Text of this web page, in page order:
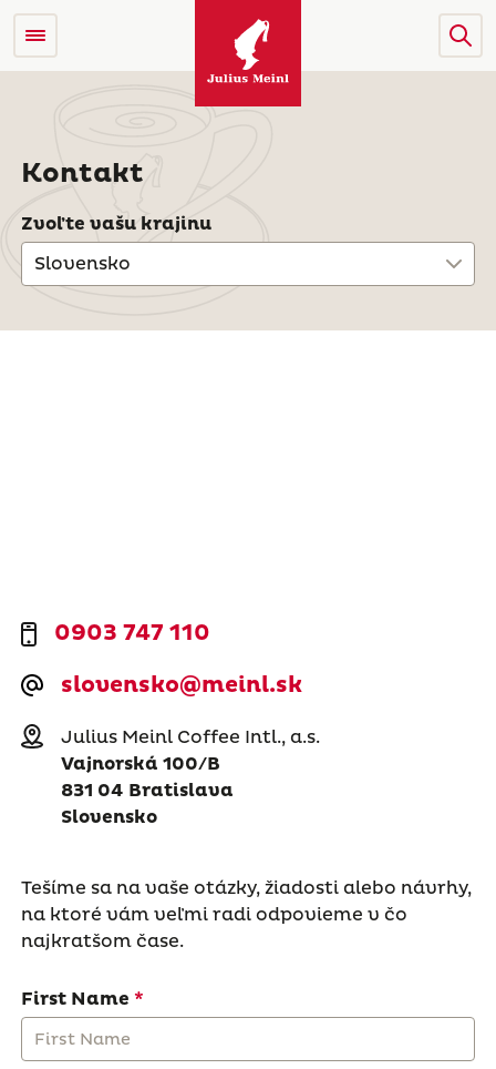
Kontakt
Zvoľte vašu krajinu
Slovensko
Tešíme sa na vaše otázky, žiadosti alebo návrhy,
na ktoré vám veľmi radi odpovieme v čo
najkratšom čase.
First Name
0903 747 110
slovensko@meinl.sk
Julius Meinl Coffee Intl., a.s.
Vajnorská 100/B
831 04 Bratislava
Slovensko